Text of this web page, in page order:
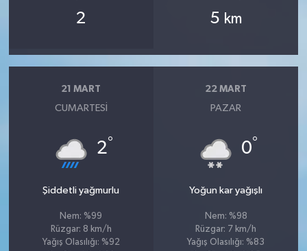
2 5 km
21 MART
CUMARTESI
2°
Şiddetli yağmurlu
Nem: %99
Rüzgar: 8 km/h
Yağış Olasılığı: %92
22 MART
PAZAR
0°
Yoğun kar yağışlı
Nem: %98
Rüzgar: 7 km/h
Yağış Olasılığı: %83